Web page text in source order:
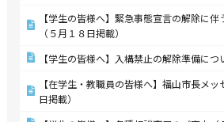
【学生の皆様へ】緊急事態宣言の解除に
（５月１８日掲載）
【学生の皆様へ】入構禁止の解除準備につ
【在学生・教職員の皆様へ】福山市長メ
日掲載）